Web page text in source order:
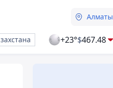
Алматы
+23°$467.48